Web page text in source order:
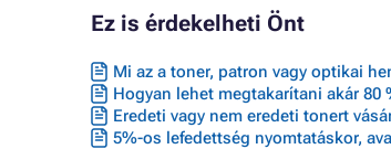
Ez is érdekelheti Önt
Mi az a toner, patron vagy optikai
Hogyan lehet megtakarítani akár
Eredeti vagy nem eredeti tonert
5%-os lefedettség nyomtatáskor,